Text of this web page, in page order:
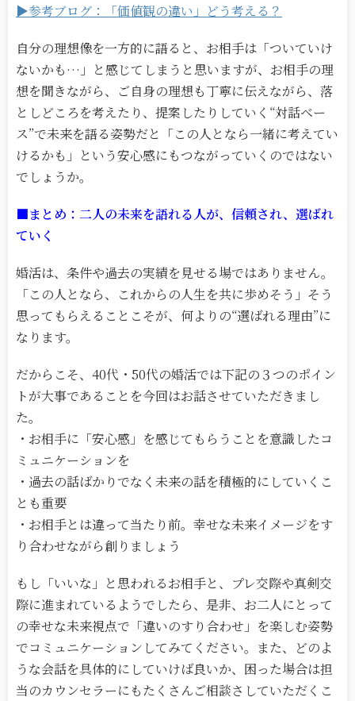
▶参考ブログ：「価値観の違い」どう考える？
自分の理想像を一方的に語ると、お相手は「ついていけ
ないかも…」と感じてしまうと思いますが、お相手の理
想を聞きながら、ご自身の理想も丁寧に伝えながら、落
としどころを考えたり、提案したりしていく“対話ベー
ス”で未来を語る姿勢だと「この人となら一緒に考えてい
けるかも」という安心感にもつながっていくのではない
でしょうか。
■まとめ：二人の未来を語れる人が、信頼され、選ばれ
ていく
婚活は、条件や過去の実績を見せる場ではありません。
「この人となら、これからの人生を共に歩めそう」そう
思ってもらえることこそが、何よりの“選ばれる理由”に
なります。
だからこそ、40代・50代の婚活では下記の３つのポイン
トが大事であることを今回はお話させていただきまし
た。
・お相手に「安心感」を感じてもらうことを意識したコ
ミュニケーションを
・過去の話ばかりでなく未来の話を積極的にしていくこ
とも重要
・お相手とは違って当たり前。幸せな未来イメージをす
り合わせながら創りましょう
もし「いいな」と思われるお相手と、プレ交際や真剣交
際に進まれているようでしたら、是非、お二人にとって
の幸せな未来視点で「違いのすり合わせ」を楽しむ姿勢
でコミュニケーションしてみてください。また、どのよ
うな会話を具体的にしていけば良いか、困った場合は担
当のカウンセラーにもたくさんご相談さしていただくこ